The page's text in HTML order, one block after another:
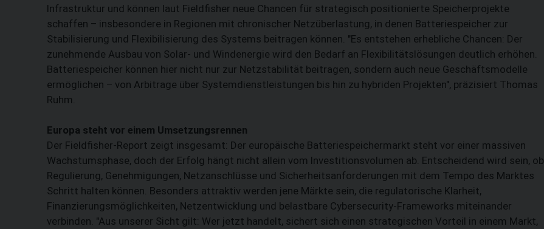
Infrastruktur und können laut Fieldfisher neue Chancen für strategisch positionierte Speicherprojekte
schaffen – insbesondere in Regionen mit chronischer Netzüberlastung, in denen Batteriespeicher zur
Stabilisierung und Flexibilisierung des Systems beitragen können. "Es entstehen erhebliche Chancen: Der
zunehmende Ausbau von Solar- und Windenergie wird den Bedarf an Flexibilitätslösungen deutlich erhöhen.
Batteriespeicher können hier nicht nur zur Netzstabilität beitragen, sondern auch neue Geschäftsmodelle
ermöglichen – von Arbitrage über Systemdienstleistungen bis hin zu hybriden Projekten", präzisiert Thomas
Ruhm.
Europa steht vor einem Umsetzungsrennen
Der Fieldfisher-Report zeigt insgesamt: Der europäische Batteriespeichermarkt steht vor einer massiven
Wachstumsphase, doch der Erfolg hängt nicht allein vom Investitionsvolumen ab. Entscheidend wird sein, ob
Regulierung, Genehmigungen, Netzanschlüsse und Sicherheitsanforderungen mit dem Tempo des Marktes
Schritt halten können. Besonders attraktiv werden jene Märkte sein, die regulatorische Klarheit,
Finanzierungsmöglichkeiten, Netzentwicklung und belastbare Cybersecurity-Frameworks miteinander
verbinden. "Aus unserer Sicht gilt: Wer jetzt handelt, sichert sich einen strategischen Vorteil in einem Markt,